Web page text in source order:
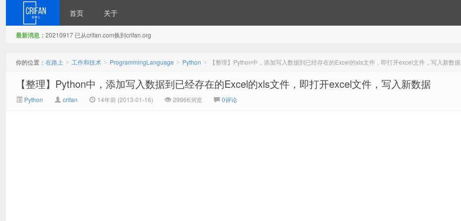
首页 关于
最新消息： 20210917 已从crifan.com换到crifan.org
你的位置： 在路上 > 工作和技术 > ProgrammingLanguage > Python > 【整理】Python中，添加写入数据到已经存在的Excel的xls文件，即打开excel文件，写入新数据
【整理】Python中，添加写入数据到已经存在的Excel的xls文件，即打开excel文件，写入新数据
Python crifan 14年前 (2013-01-16) 29966浏览 0评论